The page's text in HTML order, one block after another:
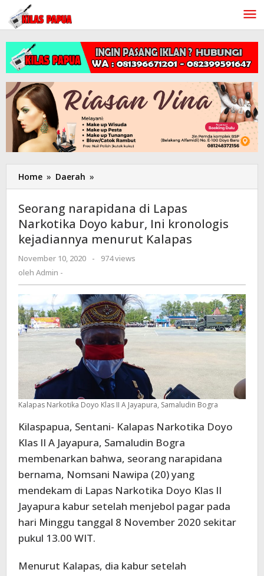
Lewati
konten
Home » Daerah »
narapidana
Lapas
Narkotika
Doyo
Ini
kejadiannya
menurut
Kalapas
Seorang narapidana di Lapas
Narkotika Doyo kabur, Ini kronologis
kejadiannya menurut Kalapas
November 10, 2020
oleh
-
974 views
oleh Admin -
Kalapas Narkotika Doyo Klas II A Jayapura, Samaludin Bogra
Kilaspapua, Sentani- Kalapas Narkotika Doyo
Klas II A Jayapura, Samaludin Bogra
membenarkan bahwa, seorang narapidana
bernama, Nomsani Nawipa (20) yang
mendekam di Lapas Narkotika Doyo Klas II
Jayapura kabur setelah menjebol pagar pada
hari Minggu tanggal 8 November 2020 sekitar
pukul 13.00 WIT.
Menurut Kalapas, dia kabur setelah